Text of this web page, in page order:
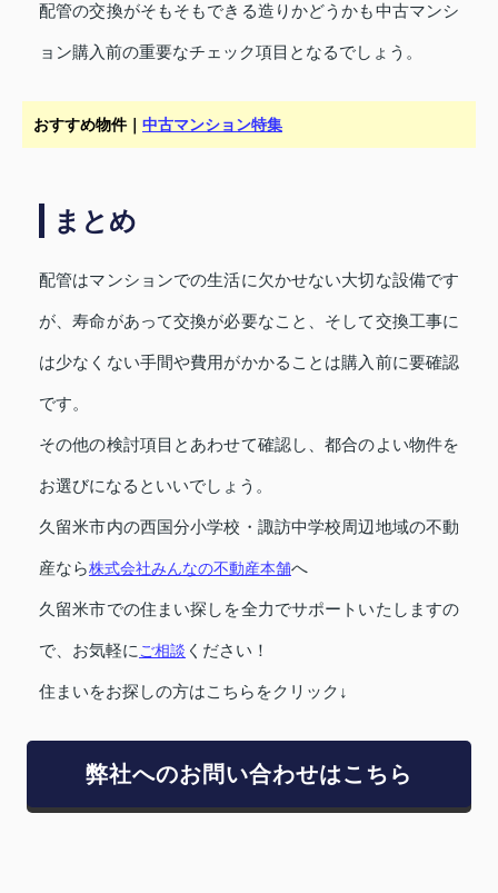
配管の交換がそもそもできる造りかどうかも中古マンシ
ョン購入前の重要なチェック項目となるでしょう。
おすすめ物件｜ 中古マンション特集
まとめ
配管はマンションでの生活に欠かせない大切な設備です
が、寿命があって交換が必要なこと、そして交換工事に
は少なくない手間や費用がかかることは購入前に要確認
です。
その他の検討項目とあわせて確認し、都合のよい物件を
お選びになるといいでしょう。
久留米市内の西国分小学校・諏訪中学校周辺地域の不動
産なら株式会社みんなの不動産本舗へ
久留米市での住まい探しを全力でサポートいたしますの
で、お気軽に ご相談 ください！
住まいをお探しの方はこちらをクリック↓
弊社へのお問い合わせはこちら